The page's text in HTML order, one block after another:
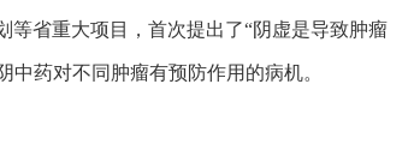
等省重大项目，首次提出了“阴虚是导致肿瘤
药对不同肿瘤有预防作用的病机。